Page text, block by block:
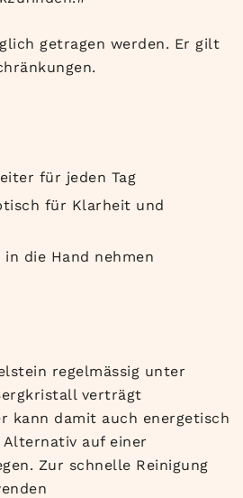
getragen werden. Er gilt
für jeden Tag
für Klarheit und
die Hand nehmen
regelmässig unter
verträgt
kann damit auch energetisch
Alternativ auf einer
Zur schnelle Reinigung